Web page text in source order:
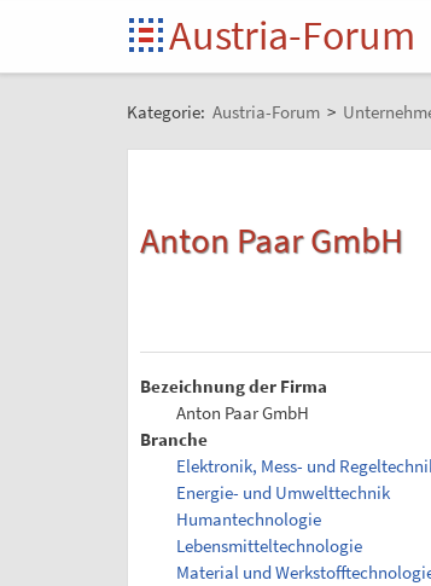
Austria-Forum
Kategorie: Austria-Forum >
Anton Paar GmbH
Bezeichnung der Firma
Anton Paar GmbH
Branche
Elektronik, Mess- und
Energie- und Umwelttechnik
Humantechnologie
Lebensmitteltechnologie
Material und